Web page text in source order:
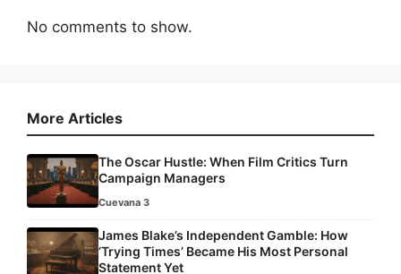
No comments to show.
More Articles
The Oscar Hustle: When Film Critics Turn
Campaign Managers
Cuevana 3
James Blake’s Independent Gamble: How
‘Trying Times’ Became His Most Personal
Statement Yet